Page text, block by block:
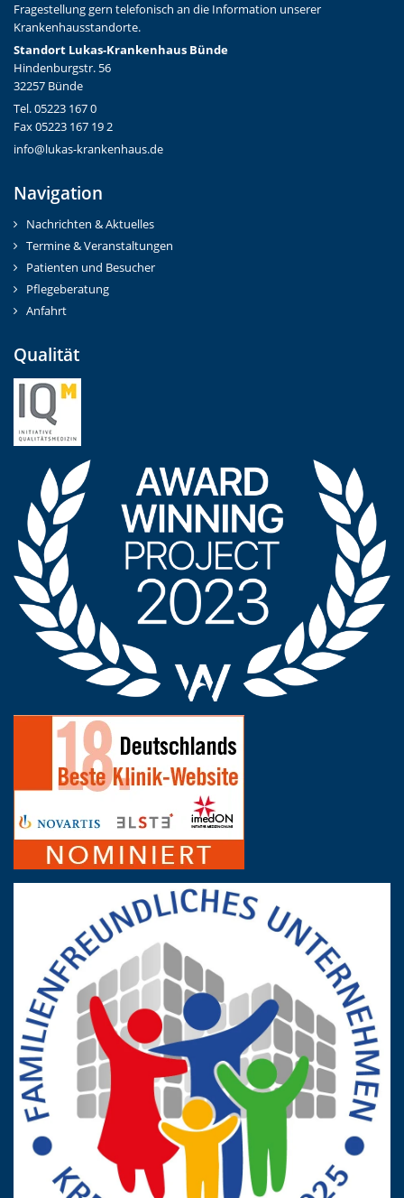
Fragestellung gern telefonisch an die Information unserer
Krankenhausstandorte.
Standort Lukas-Krankenhaus Bünde
Hindenburgstr. 56
32257 Bünde
Tel. 05223 167 0
Fax 05223 167 19 2
info@lukas-krankenhaus.de
Navigation
Nachrichten & Aktuelles
Termine & Veranstaltungen
Patienten und Besucher
Pflegeberatung
Anfahrt
Qualität